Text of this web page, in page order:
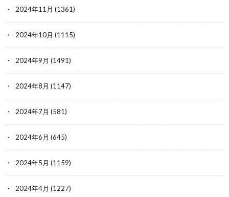
2024年11月 (1361)
2024年10月 (1115)
2024年9月 (1491)
2024年8月 (1147)
2024年7月 (581)
2024年6月 (645)
2024年5月 (1159)
2024年4月 (1227)